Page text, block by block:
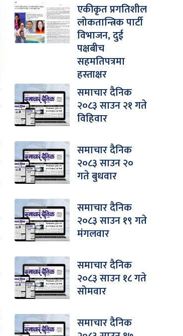
एकीकृत प्रगतिशील
लोकतान्त्रिक पार्टी
विभाजन, दुई
पक्षबीच
सहमतिपत्रमा
हस्ताक्षर
समाचार दैनिक
२०८३ साउन २१ गते
विहिवार
समाचार दैनिक
२०८३ साउन २०
गते बुधवार
समाचार दैनिक
२०८३ साउन १९ गते
मंगलवार
समाचार दैनिक
२०८३ साउन १८ गते
सोमवार
समाचार दैनिक